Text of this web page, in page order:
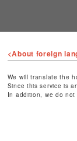
<About foreign
We will translate the
Since this service is
In addition, we do